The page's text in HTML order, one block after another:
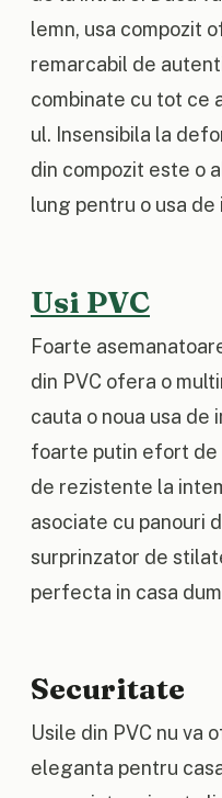
lemn, usa compozit
remarcabil de
combinate cu tot ce
ul. Insensibila la
din compozit este o
lung pentru o usa de
Usi PVC
Foarte
din PVC ofera o
cauta o noua usa
foarte putin efort
de rezistente la
asociate cu panouri
surprinzator de
perfecta in casa
Securitate
Usile din PVC nu va
eleganta pentru